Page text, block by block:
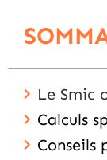
Le Smic
Calculs
Conseils